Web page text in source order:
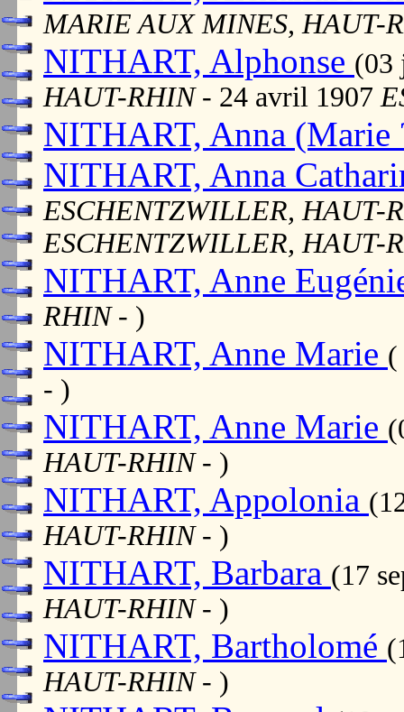
MARIE AUX MINES, HAUT-
NITHART, Alphonse (03
HAUT-RHIN- 24 avril 1907
NITHART, Anna (Marie
NITHART, Anna
ESCHENTZWILLER, HAUT-
ESCHENTZWILLER, HAUT-
NITHART, Anne
RHIN- )
NITHART, Anne Marie (
- )
NITHART, Anne Marie
HAUT-RHIN- )
NITHART, Appolonia
HAUT-RHIN- )
NITHART, Barbara (17
HAUT-RHIN- )
NITHART, Bartholomé
HAUT-RHIN- )